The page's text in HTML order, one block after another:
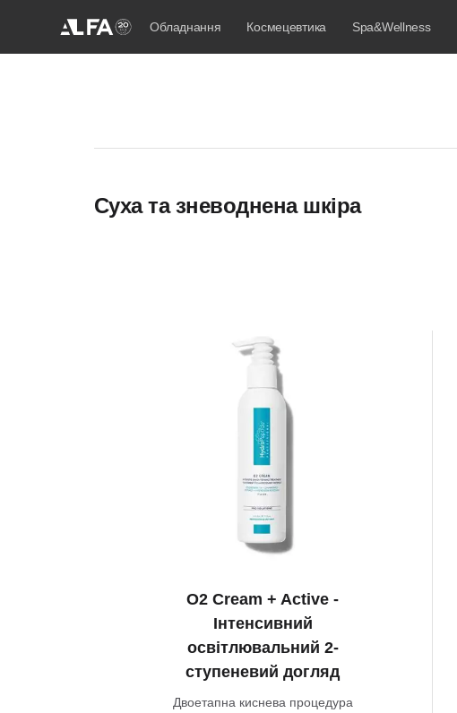
Обладнання Космецевтика Spa&Wellness
Суха та зневоднена шкіра
O2 Cream + Active -
Інтенсивний
освітлювальний 2-
ступеневий догляд
Двоетапна киснева процедура